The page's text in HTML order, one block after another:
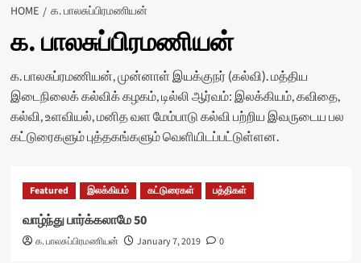
HOME க. பாலசுப்பிரமணியன்
க. பாலசுப்பிரமணியன்
க. பாலசுப்ரமணியன், முன்னாள் இயக்குநர் (கல்வி). மத்திய
இடைநிலைக் கல்விக் கழகம், டில்லி ஆர்வம்: இலக்கியம், கவிதை,
கல்வி, உளவியல், மனித வள மேம்பாடு கல்வி பற்றிய இவருடைய பல
கட்டுரைகளும் புத்தகங்களும் வெளியிடப்பட்டுள்ளன.
Featured இலக்கியம் கட்டுரைகள் பத்திகள்
வாழ்ந்து பார்க்கலாமே 50
க. பாலசுப்பிரமணியன் January 7, 2019 0